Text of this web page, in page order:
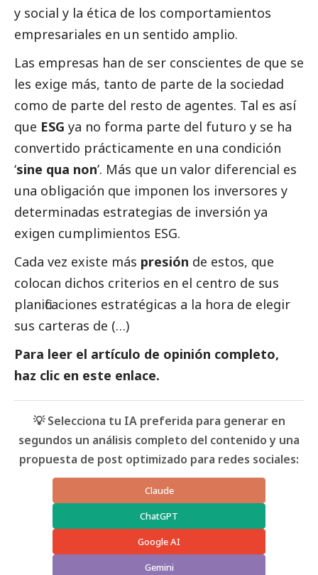
y social y la ética de los comportamientos
empresariales en un sentido amplio.
Las empresas han de ser conscientes de que se
les exige más, tanto de parte de la sociedad
como de parte del resto de agentes. Tal es así
que ESG ya no forma parte del futuro y se ha
convertido prácticamente en una condición
‘sine qua non’. Más que un valor diferencial es
una obligación que imponen los inversores y
determinadas estrategias de inversión ya
exigen cumplimientos ESG.
Cada vez existe más presión de estos, que
colocan dichos criterios en el centro de sus
planificaciones estratégicas a la hora de elegir
sus carteras de (…)
Para leer el artículo de opinión completo,
haz clic en este enlace.
💡 Selecciona tu IA preferida para generar en
segundos un análisis completo del contenido y una
propuesta de post optimizado para redes sociales:
Claude
ChatGPT
Google AI
Gemini